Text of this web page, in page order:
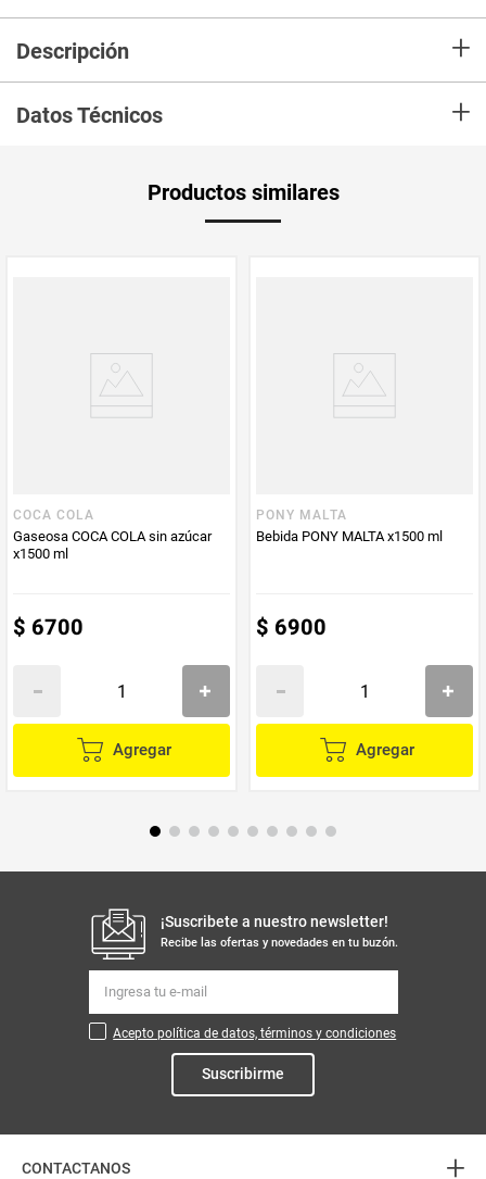
Descripción +
gusta. te ofrecemos diferentes opciones para que disfrutes los colores en
todas sus formas y te refresques, diviertas y goces momentos
Datos Técnicos +
Producto (kg)
Productos similares
COCA COLA
Gaseosa COCA COLA sin azúcar
x1500 ml
$ 6700
Agregar
PONY MALTA
Bebida PONY MALTA x1500 ml
$ 6900
Agregar
¡Suscribete a nuestro newsletter!
Recibe las ofertas y novedades en tu buzón.
Acepto política de datos, términos y condiciones
Suscribirme
CONTACTANOS +